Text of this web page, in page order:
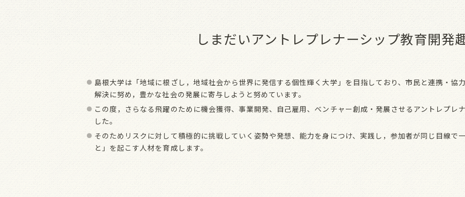
しまだいアントレプレナーシップ教育開発
島根大学は「地域に根ざし，地域社会から世界に発信する個性輝く大学」を目指しており、市民と連携・協
解決に努め，豊かな社会の発展に寄与しようと努めています。
この度，さらなる飛躍のために機会獲得、事業開発、自己雇用、べンチャー創成・発展させるアントレプレ
した。
そのためリスクに対して積極的に挑戦していく姿勢や発想、能力を身につけ、実践し，参加者が同じ目線で
と」を起こす人材を育成します。